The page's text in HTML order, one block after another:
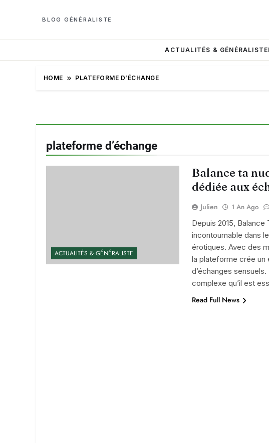
BLOG GÉNÉRALISTE
ACTUALITÉS & GÉNÉRALISTE
HOME PLATEFORME D’ÉCHANGE
plateforme d’échange
ACTUALITÉS & GÉNÉRALISTE
Balance ta
dédiée aux
Julien 1 An Ago
Depuis 2015,
incontournable dans
érotiques. Avec des
la plateforme crée un
d’échanges
complexe qu’il est
Read Full News